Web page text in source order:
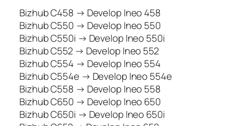
Bizhub C458 → Develop Ineo 458
Bizhub C550 → Develop Ineo 550
Bizhub C550i → Develop Ineo 550i
Bizhub C552 → Develop Ineo 552
Bizhub C554 → Develop Ineo 554
Bizhub C554e → Develop Ineo 554e
Bizhub C558 → Develop Ineo 558
Bizhub C650 → Develop Ineo 650
Bizhub C650i → Develop Ineo 650i